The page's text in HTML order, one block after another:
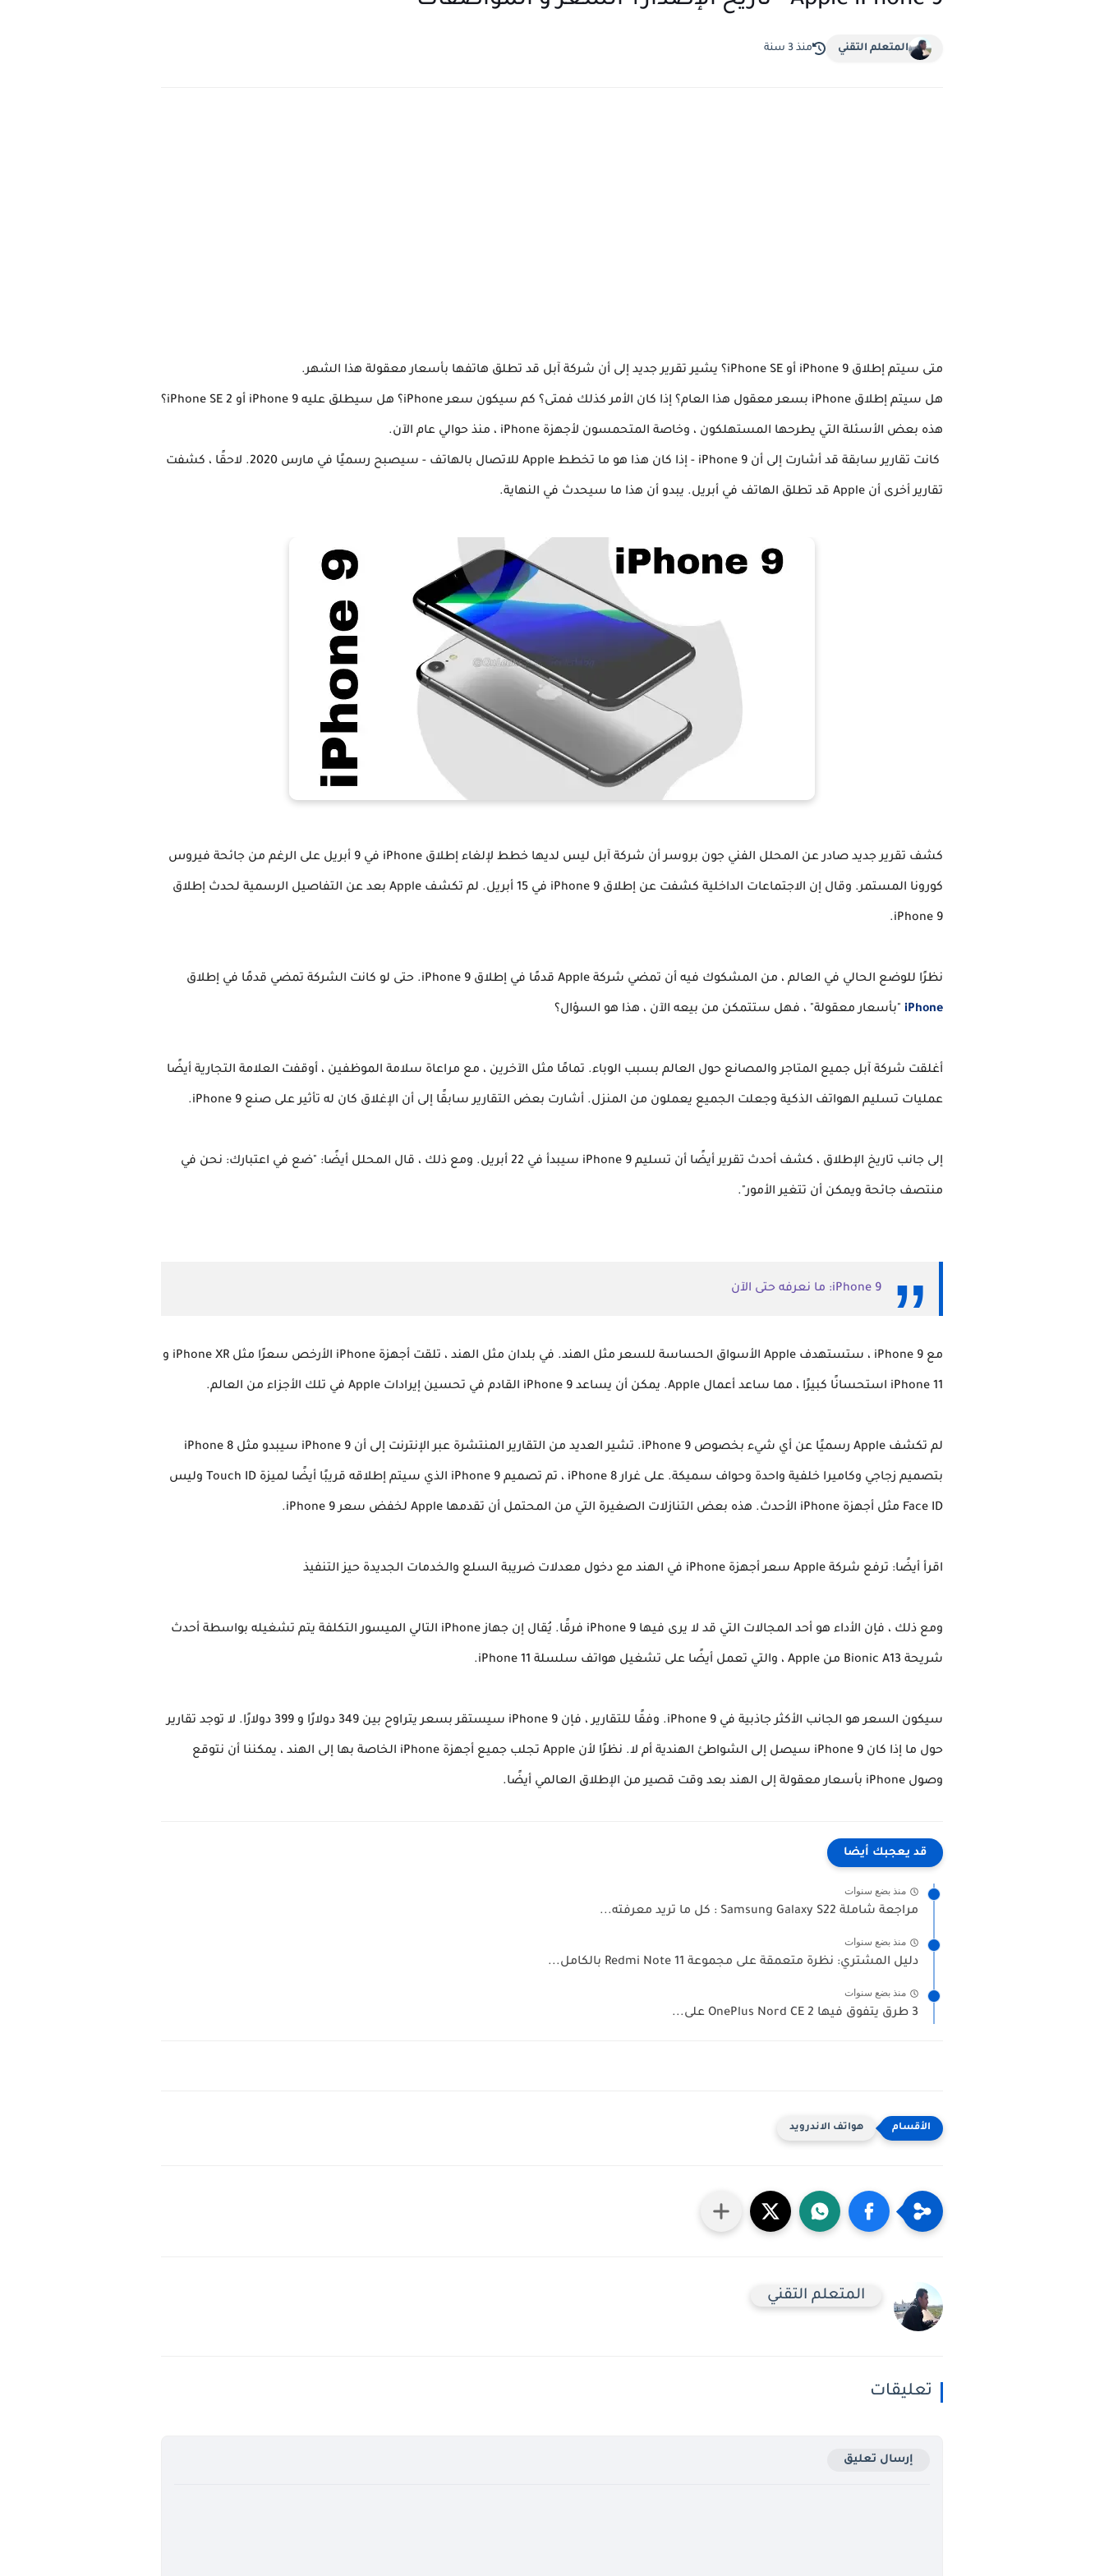
المتعلم التقني منذ 3 سنة
متى سيتم إطلاق iPhone 9 أو iPhone SE؟ يشير تقرير جديد إلى أن شركة آبل قد تطلق هاتفها بأسعار معقولة هذا الشهر.
هل سيتم إطلاق iPhone بسعر معقول هذا العام؟ إذا كان الأمر كذلك فمتى؟ كم سيكون سعر iPhone؟ هل سيطلق عليه iPhone 9 أو iPhone SE 2؟
هذه بعض الأسئلة التي يطرحها المستهلكون ، وخاصة المتحمسون لأجهزة iPhone ، منذ حوالي عام الآن.
كانت تقارير سابقة قد أشارت إلى أن iPhone 9 - إذا كان هذا هو ما تخطط Apple للاتصال بالهاتف - سيصبح رسميًا في مارس 2020. لاحقًا ، كشفت
تقارير أخرى أن Apple قد تطلق الهاتف في أبريل. يبدو أن هذا ما سيحدث في النهاية.
كشف تقرير جديد صادر عن المحلل الفني جون بروسر أن شركة آبل ليس لديها خطط لإلغاء إطلاق iPhone في 9 أبريل على الرغم من جائحة فيروس
كورونا المستمر. وقال إن الاجتماعات الداخلية كشفت عن إطلاق iPhone 9 في 15 أبريل. لم تكشف Apple بعد عن التفاصيل الرسمية لحدث إطلاق
iPhone 9.
نظرًا للوضع الحالي في العالم ، من المشكوك فيه أن تمضي شركة Apple قدمًا في إطلاق iPhone 9. حتى لو كانت الشركة تمضي قدمًا في إطلاق
iPhone "بأسعار معقولة" ، فهل ستتمكن من بيعه الآن ، هذا هو السؤال؟
أغلقت شركة آبل جميع المتاجر والمصانع حول العالم بسبب الوباء. تمامًا مثل الآخرين ، مع مراعاة سلامة الموظفين ، أوقفت العلامة التجارية أيضًا
عمليات تسليم الهواتف الذكية وجعلت الجميع يعملون من المنزل. أشارت بعض التقارير سابقًا إلى أن الإغلاق كان له تأثير على صنع iPhone 9.
إلى جانب تاريخ الإطلاق ، كشف أحدث تقرير أيضًا أن تسليم iPhone 9 سيبدأ في 22 أبريل. ومع ذلك ، قال المحلل أيضًا: "ضع في اعتبارك: نحن في
منتصف جائحة ويمكن أن تتغير الأمور".
iPhone 9: ما نعرفه حتى الآن
مع iPhone 9 ، ستستهدف Apple الأسواق الحساسة للسعر مثل الهند. في بلدان مثل الهند ، تلقت أجهزة iPhone الأرخص سعرًا مثل iPhone XR و
iPhone 11 استحسانًا كبيرًا ، مما ساعد أعمال Apple. يمكن أن يساعد iPhone 9 القادم في تحسين إيرادات Apple في تلك الأجزاء من العالم.
لم تكشف Apple رسميًا عن أي شيء بخصوص iPhone 9. تشير العديد من التقارير المنتشرة عبر الإنترنت إلى أن iPhone 9 سيبدو مثل iPhone 8
بتصميم زجاجي وكاميرا خلفية واحدة وحواف سميكة. على غرار iPhone 8 ، تم تصميم iPhone 9 الذي سيتم إطلاقه قريبًا أيضًا لميزة Touch ID وليس
Face ID مثل أجهزة iPhone الأحدث. هذه بعض التنازلات الصغيرة التي من المحتمل أن تقدمها Apple لخفض سعر iPhone 9.
اقرأ أيضًا: ترفع شركة Apple سعر أجهزة iPhone في الهند مع دخول معدلات ضريبة السلع والخدمات الجديدة حيز التنفيذ
ومع ذلك ، فإن الأداء هو أحد المجالات التي قد لا يرى فيها iPhone 9 فرقًا. يُقال إن جهاز iPhone التالي الميسور التكلفة يتم تشغيله بواسطة أحدث
شريحة Bionic A13 من Apple ، والتي تعمل أيضًا على تشغيل هواتف سلسلة iPhone 11.
سيكون السعر هو الجانب الأكثر جاذبية في iPhone 9. وفقًا للتقارير ، فإن iPhone 9 سيستقر بسعر يتراوح بين 349 دولارًا و 399 دولارًا. لا توجد تقارير
حول ما إذا كان iPhone 9 سيصل إلى الشواطئ الهندية أم لا. نظرًا لأن Apple تجلب جميع أجهزة iPhone الخاصة بها إلى الهند ، يمكننا أن نتوقع
وصول iPhone بأسعار معقولة إلى الهند بعد وقت قصير من الإطلاق العالمي أيضًا.
قد يعجبك أيضا
منذ بضع سنوات
مراجعة شاملة Samsung Galaxy S22 : كل ما تريد معرفته...
منذ بضع سنوات
دليل المشتري: نظرة متعمقة على مجموعة Redmi Note 11 بالكامل...
منذ بضع سنوات
3 طرق يتفوق فيها OnePlus Nord CE 2 على...
هواتف الاندرويد
المتعلم التقني
تعليقات
إرسال تعليق